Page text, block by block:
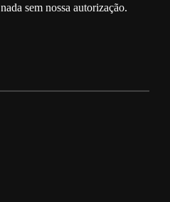
sem nossa autorização.